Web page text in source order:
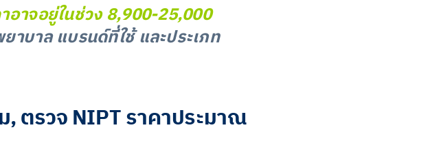
อาจอยู่ในช่วง 8,900-25,000
บาล แบรนด์ที่ใช้ และประเภท
ตรวจ NIPT ราคาประมาณ